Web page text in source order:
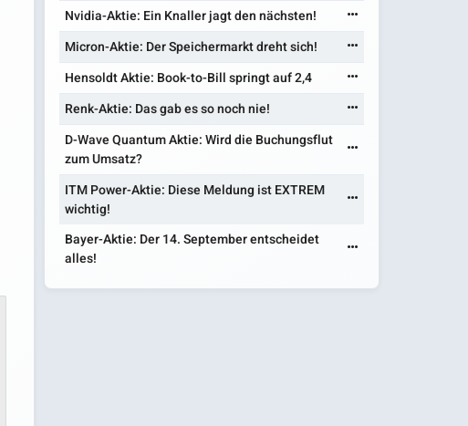
Nvidia-Aktie: Ein Knaller jagt den nächsten!
Micron-Aktie: Der Speichermarkt dreht sich!
Hensoldt Aktie: Book-to-Bill springt auf 2,4
Renk-Aktie: Das gab es so noch nie!
D-Wave Quantum Aktie: Wird die Buchungsflut
zum Umsatz?
ITM Power-Aktie: Diese Meldung ist EXTREM
wichtig!
Bayer-Aktie: Der 14. September entscheidet
alles!